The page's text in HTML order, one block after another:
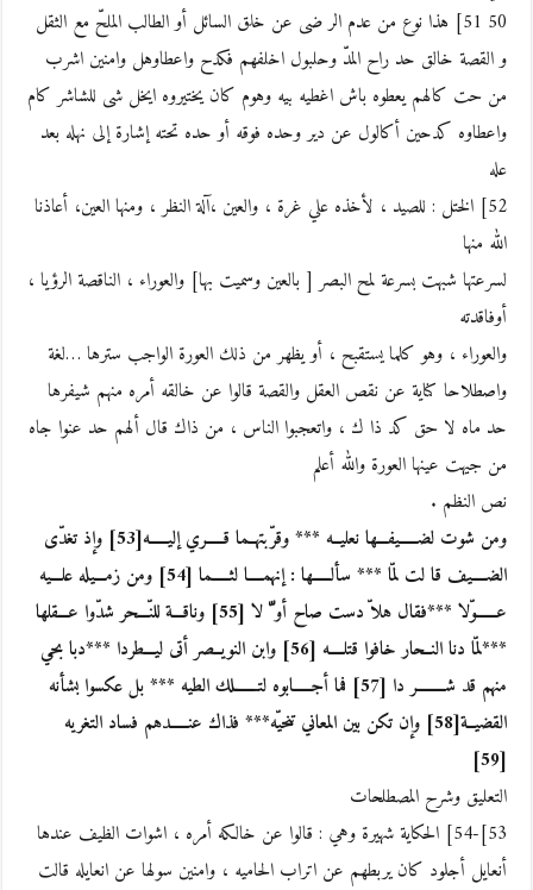
50 51] هذا نوع من عدم الر ضى عن خلق السائل أو الطالب الملحّ مع الثقل
و القصة خالق حد راح المدّ وحلبول اخلفهم فكدح واعطاوهل وامنين اشرب
من حت كالهم يعطوه باش اغطيه بيه وهوم كان يختيروه ايخل شى للشاشر كام
واعطاوه كدحين أكالول عن دير وحده فوقه أو حده تحته إشارة إلى نهله بعد
عله
52] الختل : للصيد ، لأخذه علي غرة ، والعين ،آلة النظر ، ومنها العين، أعاذنا
الله منها
لسرعتها شبهت بسرعة لمح البصر [ بالعين وسميت بها] والعوراء ، الناقصة الرؤيا ،
أوفاقدته
والعوراء ، وهو كلما يستقبح ، أو يظهر من ذلك العورة الواجب سترها …لغة
واصطلاحا كناية عن نقص العقل والقصة قالوا عن خالقه أمره منهم شيفرها
حد ماه لا حق كد ذا ك ، واتعجبوا الناس ، من ذاك قال ألهم حد عنوا جاه
من جيهت عينها العورة والله أعلم
نص النظم .
ومن شوت لضـــــيفـــها نعليــه *** وقرّبتهــما قـــــري إليـــــه[53] وإذ تغدّى
الضــــيف قا لت لمّا *** سألـــــها : إنهمــــا لثـــــما [54] ومن زمـــيله علـــيه
عــــــوّلا ***فقال هلاّ دست صاح أو ّ لا [55] وناقـــة للنّـــحر شدّوا عـــقلها
***لمّا دنا النــحار خافوا قتلــــه [56] وابن النويــصر أتى ليـــطردا ***دبا بحي
منهم قد شــــــــر دا [57] فما أجـــــابوه لتـــــــلك الطيه *** بل عكسوا بشأنه
القضيــة[58] وإن تكن بين المعاني تنحيّه*** فذاك عنـــــدهم فساد التغريه
[59]
التعليق وشرح المصطلحات
53]-54] الحكاية شهيرة وهي : قالوا عن خالكه أمره ، اشوات الظيف عندها
أنعايل أجلود كان يربطهم عن اتراب الحاميه ، وامنين سولها عن انعايله قالت